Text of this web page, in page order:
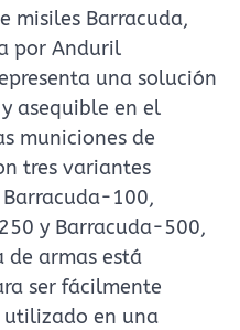
misiles Barracuda,
por Anduril
una solución
asequible en el
municiones de
tres variantes
100,
y Barracuda-500,
de armas está
ser fácilmente
utilizado en una